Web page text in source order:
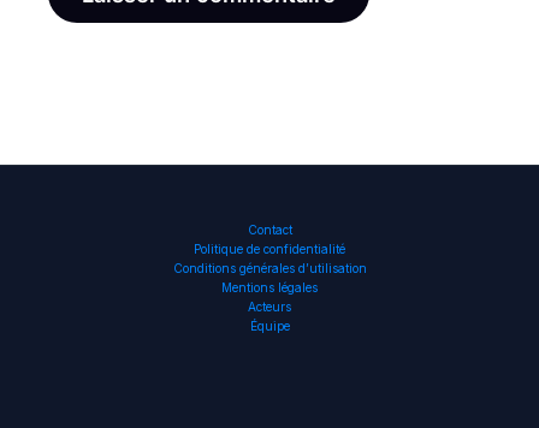
Contact
Politique de confidentialité
Conditions générales d’utilisation
Mentions légales
Acteurs
Équipe